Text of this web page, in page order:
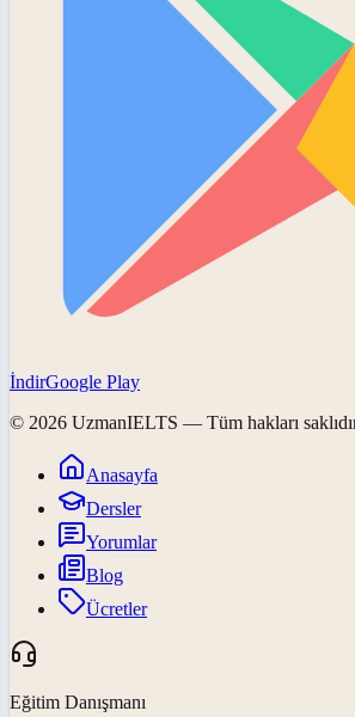
İndirGoogle Play
© 2026 UzmanIELTS — Tüm hakları
Anasayfa
Dersler
Yorumlar
Blog
Ücretler
Eğitim Danışmanı